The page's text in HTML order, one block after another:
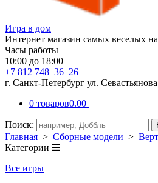
Игра в дом
Интернет магазин самых веселых
Часы работы
10:00 до 18:00
+7 812 748–36–26
г. Санкт-Петербург ул.
0 товаров0.00
Поиск:
Главная > Сборные модели >
Категории
Все игры